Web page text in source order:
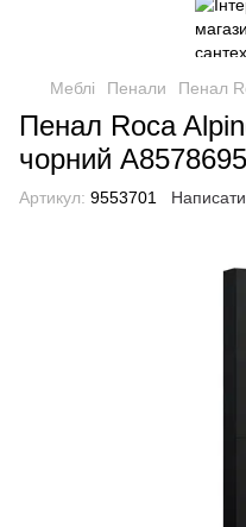
Меблі Пенали Пенал
Пенал Roca
чорний
Артикул: 9553701 Написати